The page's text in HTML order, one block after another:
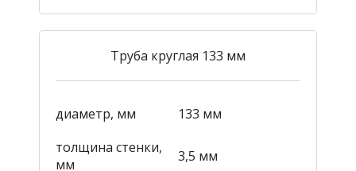
Труба круглая 133 мм
диаметр, мм
133 мм
толщина стенки,
мм
3,5 мм